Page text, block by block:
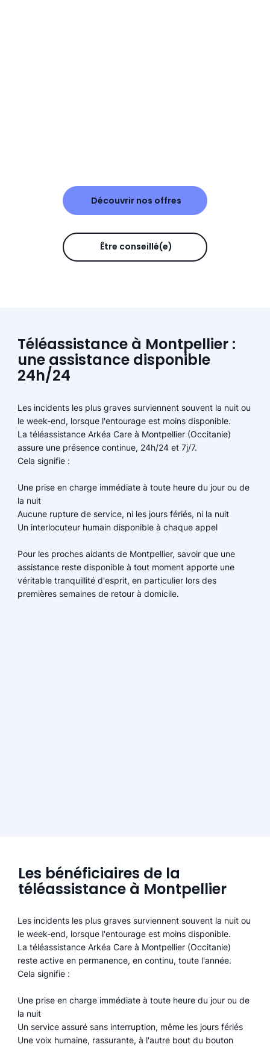
Découvrir nos offres
Être conseillé(e)
Téléassistance à Montpellier :
une assistance disponible
24h/24
Les incidents les plus graves surviennent souvent la nuit ou
le week-end, lorsque l'entourage est moins disponible.
La téléassistance Arkéa Care à Montpellier (Occitanie)
assure une présence continue, 24h/24 et 7j/7.
Cela signifie :
Une prise en charge immédiate à toute heure du jour ou de
la nuit
Aucune rupture de service, ni les jours fériés, ni la nuit
Un interlocuteur humain disponible à chaque appel
Pour les proches aidants de Montpellier, savoir que une
assistance reste disponible à tout moment apporte une
véritable tranquillité d'esprit, en particulier lors des
premières semaines de retour à domicile.
Les bénéficiaires de la
téléassistance à Montpellier
Les incidents les plus graves surviennent souvent la nuit ou
le week-end, lorsque l'entourage est moins disponible.
La téléassistance Arkéa Care à Montpellier (Occitanie)
reste active en permanence, en continu, toute l'année.
Cela signifie :
Une prise en charge immédiate à toute heure du jour ou de
la nuit
Un service assuré sans interruption, même les jours fériés
Une voix humaine, rassurante, à l'autre bout du bouton